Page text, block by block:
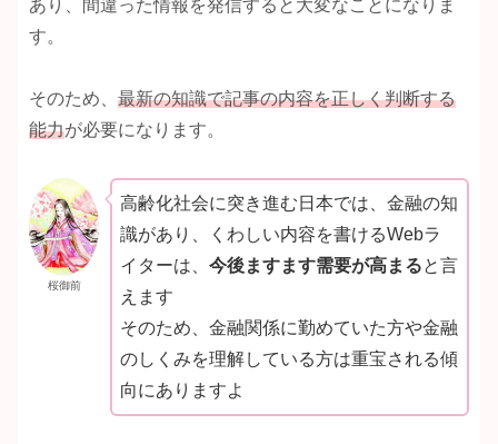
あり、間違った情報を発信すると大変なことになりま
す。
そのため、 最新の知識で記事の内容を正しく判断する
能力が必要になります。
桜御前
高齢化社会に突き進む日本では、金融の知
識があり、くわしい内容を書けるWebラ
イターは、今後ますます需要が高まると言
えます
そのため、金融関係に勤めていた方や金融
のしくみを理解している方は重宝される傾
向にありますよ